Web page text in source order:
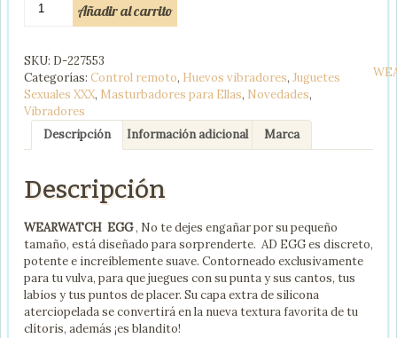
HUEVO
TECHNOLOGY
WATCHME
AZUL
/
AGUAMARINA
cantidad
Añadir al carrito
SKU: D-227553
Categorías: Control remoto, Huevos vibradores, Juguetes
Sexuales XXX, Masturbadores para Ellas, Novedades,
Vibradores
Descripción Información adicional Marca
Descripción
WEARWATCH EGG, No te dejes engañar por su pequeño
tamaño, está diseñado para sorprenderte. AD EGG es discreto,
potente e increíblemente suave. Contorneado exclusivamente
para tu vulva, para que juegues con su punta y sus cantos, tus
labios y tus puntos de placer. Su capa extra de silicona
aterciopelada se convertirá en la nueva textura favorita de tu
clítoris, además ¡es blandito!